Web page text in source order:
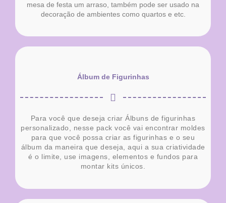
mesa de festa um arraso, também pode ser usado na
decoração de ambientes como quartos e etc.
Álbum de Figurinhas
Para você que deseja criar Álbuns de figurinhas
personalizado, nesse pack você vai encontrar moldes
para que você possa criar as figurinhas e o seu
álbum da maneira que deseja, aqui a sua criatividade
é o limite, use imagens, elementos e fundos para
montar kits únicos.